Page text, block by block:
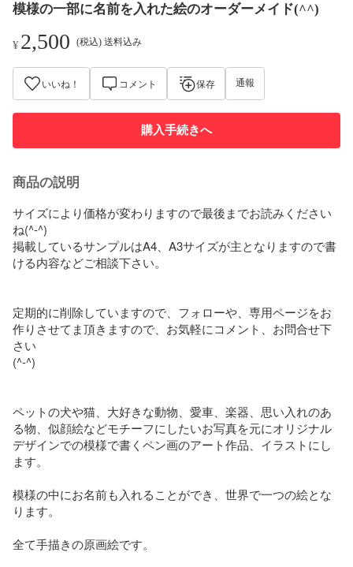
模様の一部に名前を入れた絵のオーダーメイド(^^)
¥2,500 (税込) 送料込み
いいね！ コメント 保存 通報
購入手続きへ
商品の説明
サイズにより価格が変わりますので最後までお読みください
ね(^-^)
掲載しているサンプルはA4、A3サイズが主となりますので書
ける内容などご相談下さい。
定期的に削除していますので、フォローや、専用ページをお
作りさせてま頂きますので、お気軽にコメント、お問合せ下
さい
(^-^)
ペットの犬や猫、大好きな動物、愛車、楽器、思い入れのあ
る物、似顔絵などモチーフにしたいお写真を元にオリジナル
デザインでの模様で書くペン画のアート作品、イラストにし
ます。
模様の中にお名前も入れることができ、世界で一つの絵とな
ります。
全て手描きの原画絵です。